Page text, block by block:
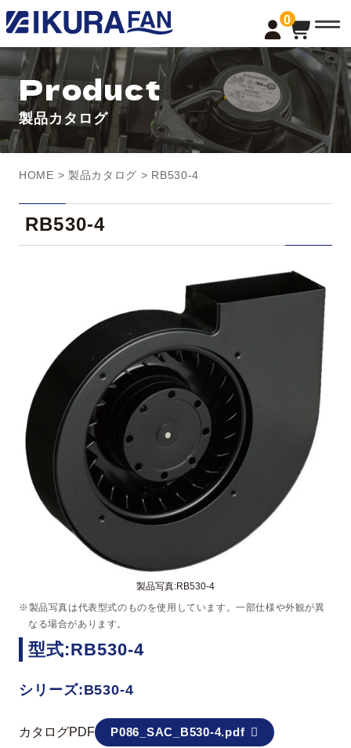
0
t
o
g
l
e
a
v
i
g
a
n
Product
製品カタログ
HOME > 製品カタログ > RB530-4
RB530-4
製品写真:RB530-4
※製品写真は代表型式のものを使用しています。一部仕様や外観が異
なる場合があります。
型式:RB530-4
シリーズ:B530-4
カタログPDF P086_SAC_B530-4.pdf